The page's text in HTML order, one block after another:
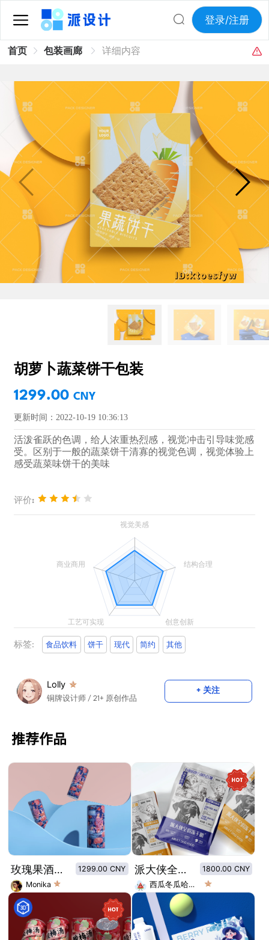
登录/注册
首页 包装画廊 详细内容
胡萝卜蔬菜饼干包装
1299.00 CNY
更新时间：2022-10-19 10:36:13
活泼雀跃的色调，给人浓重热烈感，视觉冲击引导味觉感
受。区别于一般的蔬菜饼干清寡的视觉色调，视觉体验上
感受蔬菜味饼干的美味
评价:
标签: 食品饮料 饼干 现代 简约 其他
Lolly
铜牌设计师 / 21+ 原创作品
+ 关注
推荐作品
玫瑰果酒包装设计/易拉罐饮品设计
1299.00 CNY
Monika
派大侠全价冻干粮
1800.00 CNY
西瓜冬瓜哈密瓜